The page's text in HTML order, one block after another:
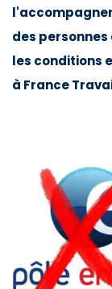
des
les conditions
à France